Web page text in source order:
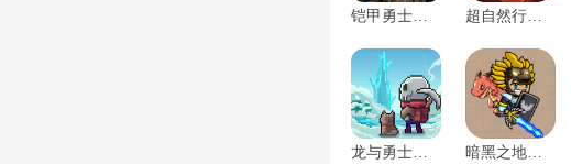
铠甲勇士激斗传破解版 超自然行动组官服
龙与勇士破解版 暗黑之地破解版